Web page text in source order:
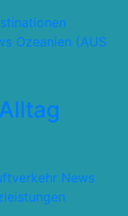
Ozeanien (AUS
News